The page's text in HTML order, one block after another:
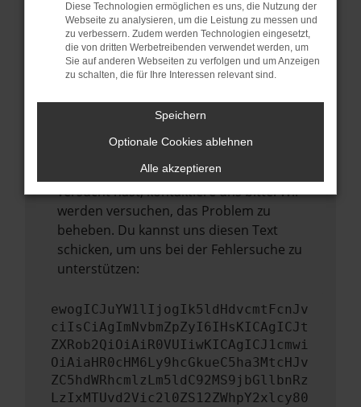
Stelle sicher, dass dein Browser und dein
Betriebssystem auf dem neuesten Stand
sind.
Veraltete Software birgt nicht nur ein
führen, dass bestimmte Funktionen nicht
mehr unterstützt werden.
Wende dich an den Webseitenbetreiber.
Wenn du alle oben genannten Schritte
versucht hast, kontaktiere uns bitte. Wir
werden versuchen, das Problem zu
beheben. Du kannst uns diesen Text
schicken, um uns bei der Fehlersuche zu
unterstützen:
ewogICJuYW1lIjogIk5ldHdvcmtFcnJv
ciIsCiAgImNvbmZpZyI6IHsKICAgICJt
ZXRob2QiOiAiR0VUIiwKICAgICJ1cmwi
OiAiaHR0cHM6Ly9hcGkueC5ha3MtcHJv
ZC5hdWRhcmlzLm5ldC92MS9jbGllbnRz
LzIxMTUvd2Vic2l0ZS12ZWhpY2xlcy80
Diese Technologien ermöglichen es uns, die Nutzung der
Webseite zu analysieren, um die Leistung zu messen und
zu verbessern. Zudem werden Technologien eingesetzt,
die von dritten Werbetreibenden verwendet werden, um
Sie auf anderen Webseiten zu verfolgen und um Anzeigen
zu schalten, die für Ihre Interessen relevant sind.
Speichern
Optionale Cookies ablehnen
Alle akzeptieren